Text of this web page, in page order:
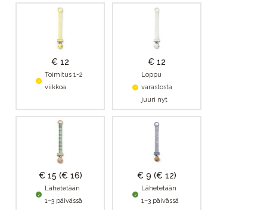
€ 12
Toimitus 1-2
viikkoa
€ 12
Loppu
varastosta
juuri nyt
€ 15 (€ 16)
Lähetetään
1–3 päivässä
€ 9 (€ 12)
Lähetetään
1–3 päivässä